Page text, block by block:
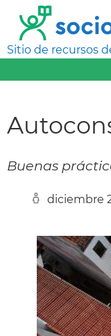
Sitio de recursos
Buenas
diciembre